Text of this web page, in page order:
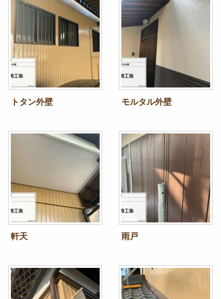
トタン外壁 モルタル外壁
軒天 雨戸